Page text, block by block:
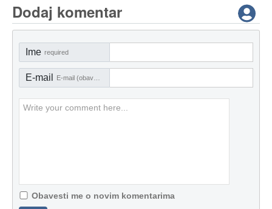
Dodaj komentar
Ime required
E-mail
Obavesti me o novim komentarima